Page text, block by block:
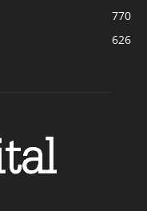
770
626